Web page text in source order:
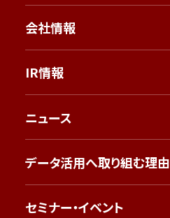
会社情報
IR情報
ニュース
データ活用へ取り組む理由
セミナー・イベント